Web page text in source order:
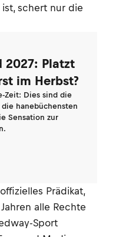
schert nur die
2027: Platzt
im Herbst?
Zeit: Dies sind die
hanebüchensten
Sensation zur
Prädikat,
alle Rechte
Sport